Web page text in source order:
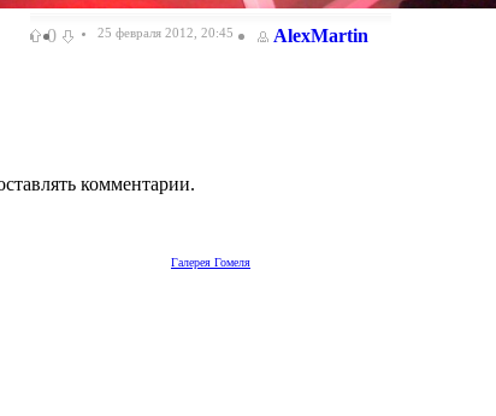
0 25 февраля 2012, 20:45 AlexMartin
комментарии.
Галерея Гомеля